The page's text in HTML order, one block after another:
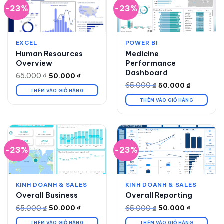
-23%
EXCEL
Human Resources
Overview
65.000₫
Giá
gốc
là:
65.000 ₫.
50.000 ₫
Giá
hiện
tại
là:
THÊM VÀO GIỎ HÀNG
-23%
POWER BI
Medicine
Performance
Dashboard
65.000₫
Giá
gốc
là:
65.000 ₫.
50.000 ₫
Giá
hiện
tại
là:
THÊM VÀO GIỎ HÀNG
-23%
KINH DOANH & SALES
Overall Business
65.000₫
Giá
gốc
50.000 ₫
Giá
hiện
THÊM VÀO GIỎ HÀNG
-23%
KINH DOANH & SALES
Overall Reporting
65.000₫
Giá
gốc
50.000 ₫
Giá
hiện
THÊM VÀO GIỎ HÀNG